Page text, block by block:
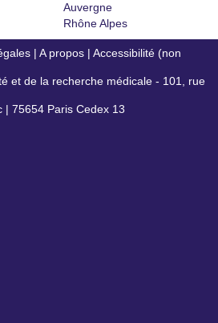
Auvergne
Rhône Alpes
| A propos | Accessibilité (non
conforme)
et de la recherche médicale - 101, rue
| 75654 Paris Cedex 13